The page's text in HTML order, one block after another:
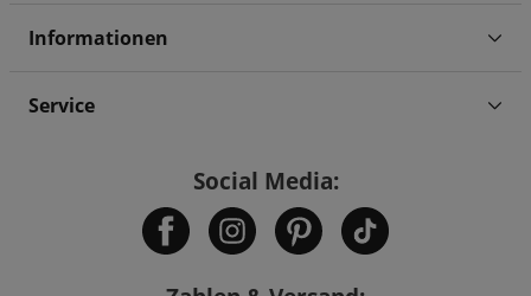
Informationen
Service
Social Media: